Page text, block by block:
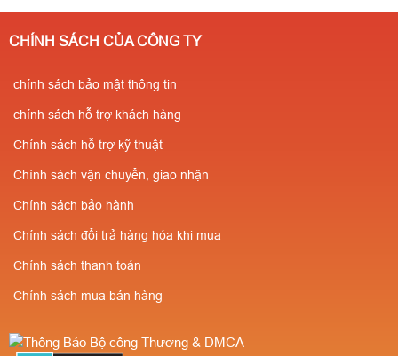
CHÍNH SÁCH CỦA CÔNG TY
chính sách bảo mật thông tin
chính sách hỗ trợ khách hàng
Chính sách hỗ trợ kỹ thuật
Chính sách vận chuyển, giao nhận
Chính sách bảo hành
Chính sách đổi trả hàng hóa khi mua
Chính sách thanh toán
Chính sách mua bán hàng